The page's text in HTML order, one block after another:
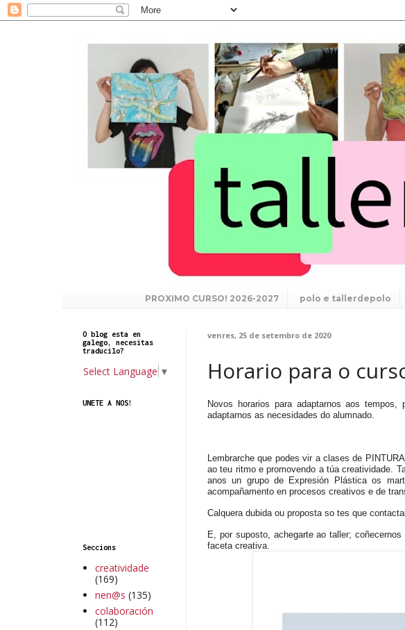
PROXIMO CURSO! 2026-2027 polo e tallerdepolo
venres, 25 de setembro de 2020
Horario para o
Novos horarios para adaptarnos aos tempos,
adaptarnos as necesidades do alumnado.
Lembrarche que podes vir a clases de
ao teu ritmo e promovendo a túa creatividade.
anos un grupo de Expresión Plástica os
acompañamento en procesos creativos e de
Calquera dubida ou proposta so tes que
E, por suposto, achegarte ao taller;
faceta creativa.
O blog esta en
galego, necesitas
traducilo?
Select Language ▼
UNETE A NOS!
Seccions
creatividade
(169)
nen@s (135)
colaboración
(112)